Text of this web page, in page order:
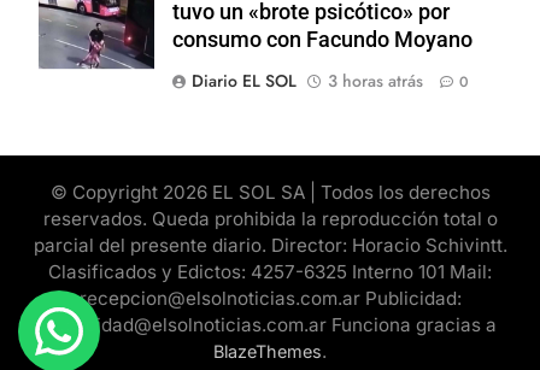
tuvo un «brote psicótico» por
consumo con Facundo Moyano
Diario EL SOL
3 horas atrás 0
© Copyright 2026 EL SOL SA | Todos los derechos
reservados. Queda prohibida la reproducción total o
parcial del presente diario. Director: Horacio Schivintt.
Clasificados y Edictos: 4257-6325 Interno 101 Mail:
recepcion@elsolnoticias.com.ar Publicidad:
publicidad@elsolnoticias.com.ar Funciona gracias a
BlazeThemes.